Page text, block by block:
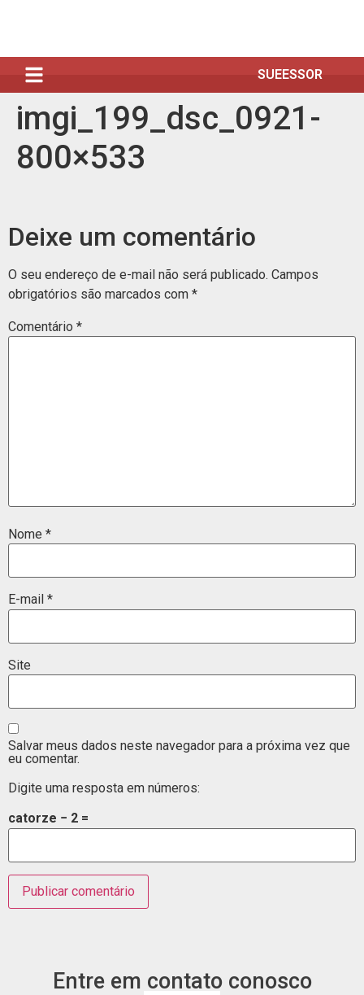
SUEESSOR
imgi_199_dsc_0921-
800×533
Deixe um comentário
O seu endereço de e-mail não será publicado. Campos
obrigatórios são marcados com *
Comentário *
Nome *
E-mail *
Site
Salvar meus dados neste navegador para a próxima vez que
eu comentar.
Digite uma resposta em números:
catorze − 2 =
Entre em contato conosco